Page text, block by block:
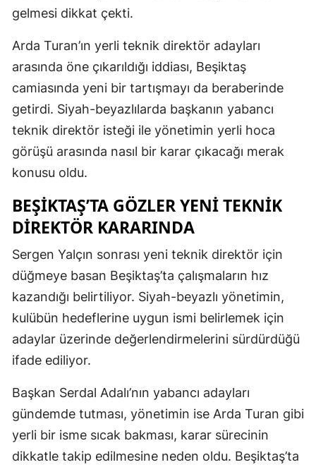
gelmesi dikkat çekti.
Arda Turan’ın yerli teknik direktör adayları
arasında öne çıkarıldığı iddiası, Beşiktaş
camiasında yeni bir tartışmayı da beraberinde
getirdi. Siyah-beyazlılarda başkanın yabancı
teknik direktör isteği ile yönetimin yerli hoca
görüşü arasında nasıl bir karar çıkacağı merak
konusu oldu.
BEŞIKTAŞ’TA GÖZLER YENI TEKNIK
DIREKTÖR KARARINDA
Sergen Yalçın sonrası yeni teknik direktör için
düğmeye basan Beşiktaş’ta çalışmaların hız
kazandığı belirtiliyor. Siyah-beyazlı yönetimin,
kulübün hedeflerine uygun ismi belirlemek için
adaylar üzerinde değerlendirmelerini sürdürdüğü
ifade ediliyor.
Başkan Serdal Adalı’nın yabancı adayları
gündemde tutması, yönetimin ise Arda Turan gibi
yerli bir isme sıcak bakması, karar sürecinin
dikkatle takip edilmesine neden oldu. Beşiktaş’ta